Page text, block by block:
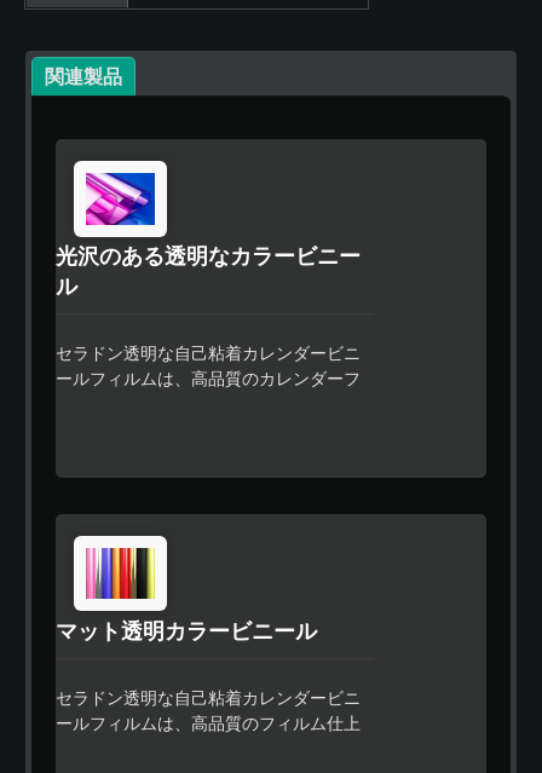
関連製品
光沢のある透明なカラービニー
ル
セラドン透明な自己粘着カレンダービニ
ールフィルムは、高品質のカレンダーフ
計されています。 セラドン 透明ビニール
に進行するため、光沢のある透明なカラ
ーの外観が特徴です。 この素晴らしいビ
ニールは、カッティングマシンに平らに
敷かれ、トンネリングや泡立ちもありま
せん。 デザインをカットし、簡単にウィ
せるため、あなたの最も複雑なデザイン
も完璧にアプリケーションできます。 耐
マット透明カラービニール
セラドン透明な自己粘着カレンダービニ
ールフィルムは、高品質のフィルム仕上